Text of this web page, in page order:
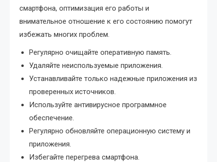
смартфона, оптимизация его работы и
внимательное отношение к его состоянию помогут
избежать многих проблем.
Регулярно очищайте оперативную память.
Удаляйте неиспользуемые приложения.
Устанавливайте только надежные приложения из
проверенных источников.
Используйте антивирусное программное
обеспечение.
Регулярно обновляйте операционную систему и
приложения.
Избегайте перегрева смартфона.